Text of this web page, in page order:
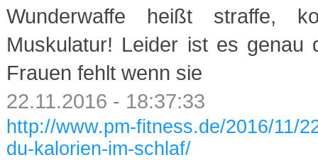
Wunderwaffe heißt straffe,
Muskulatur! Leider ist es genau
Frauen fehlt wenn sie
22.11.2016 - 18:37:33
http://www.pm-fitness.de/2016/11/
du-kalorien-im-schlaf/